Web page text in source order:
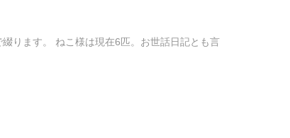
ります。 ねこ様は現在6匹。お世話日記とも言